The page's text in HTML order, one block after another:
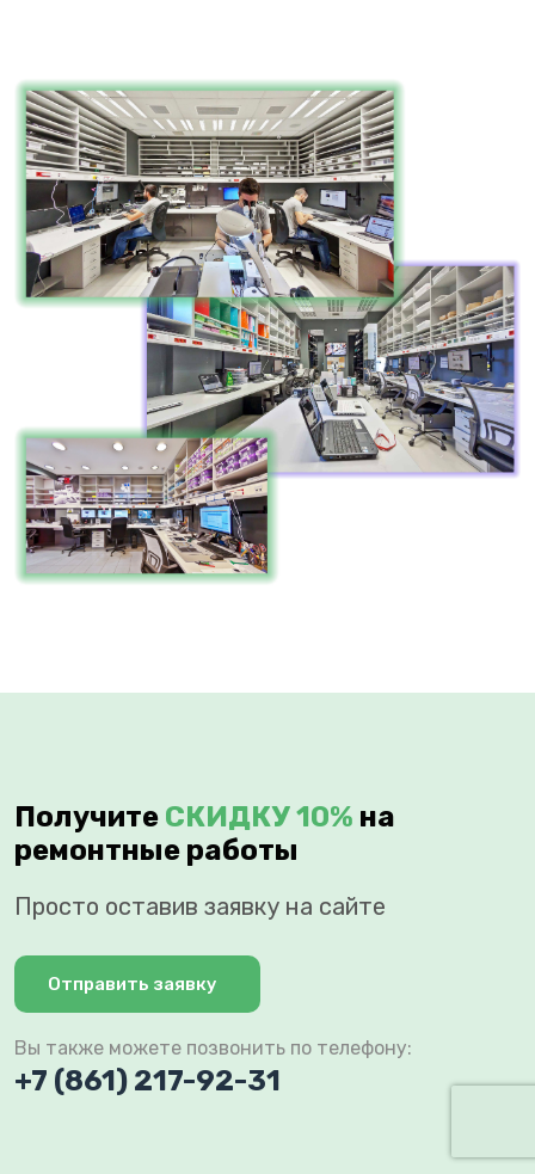
Получите СКИДКУ 10% на
ремонтные работы
Просто оставив заявку на сайте
Отправить заявку
Вы также можете позвонить по телефону:
+7 (861) 217-92-31